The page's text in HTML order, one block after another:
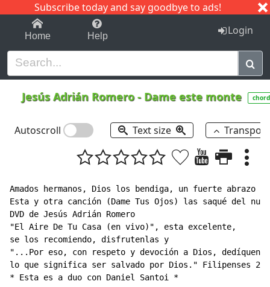
Subscribe today and say goodbye to ads!
1-9 C I J
Home Help Login
Jesús Adrián Romero- Dame este monte
Autoscroll Text size
Amados hermanos, Dios los bendiga, un fuerte abrazo
Esta y otra canción (Dame Tus Ojos) las saqué del
DVD de Jesús Adrián Romero
"El Aire De Tu Casa (en vivo)", esta excelente,
se los recomiendo, disfrutenlas y
"...Por eso, con respeto y devoción a Dios,
lo que significa ser salvado por Dios." Filipenses
* Esta es a duo con Daniel Santoi *